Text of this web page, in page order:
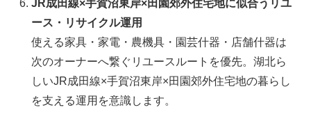
JR成田線×手賀沼東岸×田園郊外住宅地に似合うリユ
ース・リサイクル運用
使える家具・家電・農機具・園芸什器・店舗什器は
次のオーナーへ繋ぐリユースルートを優先。湖北ら
しいJR成田線×手賀沼東岸×田園郊外住宅地の暮らし
を支える運用を意識します。